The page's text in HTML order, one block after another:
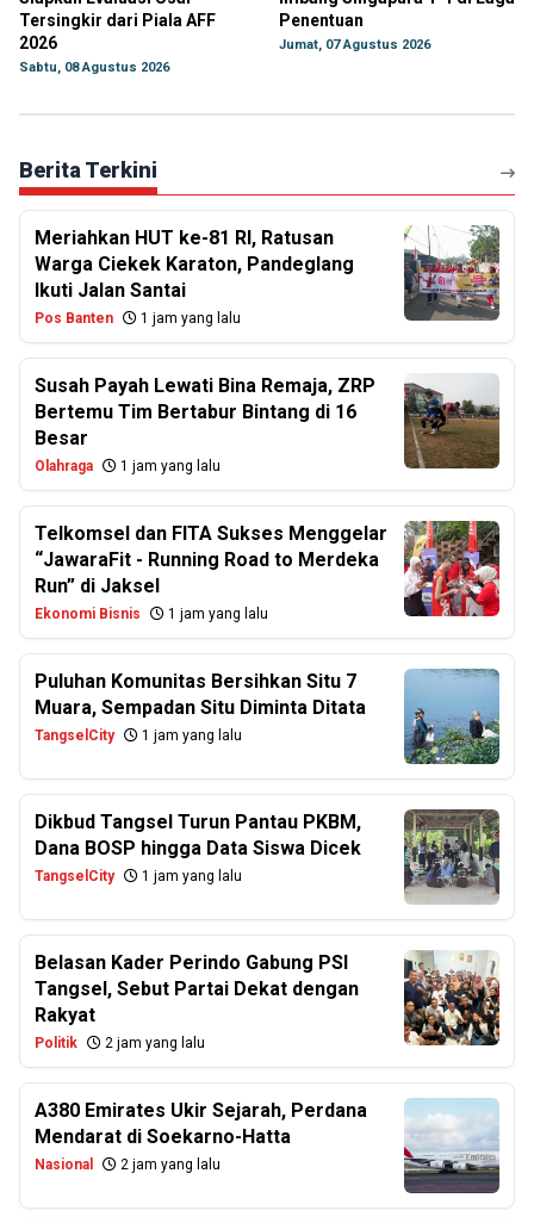
Tersingkir dari Piala AFF
2026
Sabtu, 08 Agustus 2026
Penentuan
Jumat, 07 Agustus 2026
Berita Terkini
Meriahkan HUT ke-81 RI, Ratusan
Warga Ciekek Karaton, Pandeglang
Ikuti Jalan Santai
Pos Banten 1 jam yang lalu
Susah Payah Lewati Bina Remaja, ZRP
Bertemu Tim Bertabur Bintang di 16
Besar
Olahraga 1 jam yang lalu
Telkomsel dan FITA Sukses Menggelar
“JawaraFit - Running Road to Merdeka
Run” di Jaksel
Ekonomi Bisnis 1 jam yang lalu
Puluhan Komunitas Bersihkan Situ 7
Muara, Sempadan Situ Diminta Ditata
TangselCity 1 jam yang lalu
Dikbud Tangsel Turun Pantau PKBM,
Dana BOSP hingga Data Siswa Dicek
TangselCity 1 jam yang lalu
Belasan Kader Perindo Gabung PSI
Tangsel, Sebut Partai Dekat dengan
Rakyat
Politik 2 jam yang lalu
A380 Emirates Ukir Sejarah, Perdana
Mendarat di Soekarno-Hatta
Nasional 2 jam yang lalu